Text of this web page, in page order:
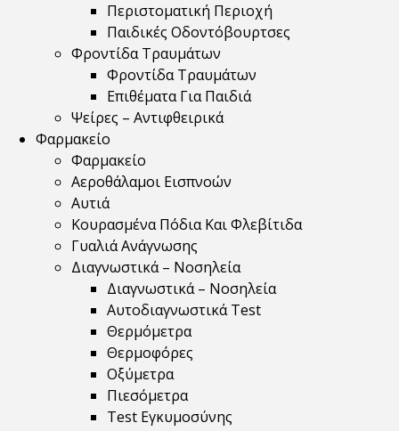
Περιστοματική Περιοχή
Παιδικές Οδοντόβουρτσες
Φροντίδα Τραυμάτων
Φροντίδα Τραυμάτων
Επιθέματα Για Παιδιά
Ψείρες – Αντιφθειρικά
Φαρμακείο
Φαρμακείο
Αεροθάλαμοι Εισπνοών
Αυτιά
Κουρασμένα Πόδια Και Φλεβίτιδα
Γυαλιά Ανάγνωσης
Διαγνωστικά – Νοσηλεία
Διαγνωστικά – Νοσηλεία
Αυτοδιαγνωστικά Test
Θερμόμετρα
Θερμοφόρες
Οξύμετρα
Πιεσόμετρα
Test Εγκυμοσύνης